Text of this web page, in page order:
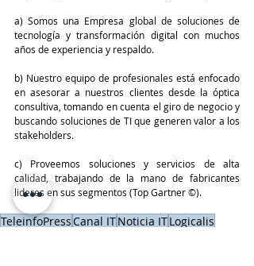
a) Somos una Empresa global de soluciones de
tecnología y transformación digital con muchos
años de experiencia y respaldo.
b) Nuestro equipo de profesionales está enfocado
en asesorar a nuestros clientes desde la óptica
consultiva, tomando en cuenta el giro de negocio y
buscando soluciones de TI que generen valor a los
stakeholders.
c) Proveemos soluciones y servicios de alta
calidad, trabajando de la mano de fabricantes
lideres en sus segmentos (Top Gartner ©).
TeleinfoPressCanal ITNoticia ITLogicalis